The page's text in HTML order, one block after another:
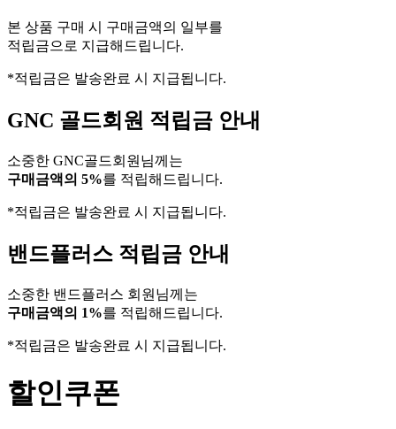
본 상품 구매 시 구매금액의 일부를
적립금으로 지급해드립니다.
*적립금은 발송완료 시 지급됩니다.
GNC 골드회원 적립금 안내
소중한 GNC골드회원님께는
구매금액의 5%를 적립해드립니다.
*적립금은 발송완료 시 지급됩니다.
밴드플러스 적립금 안내
소중한 밴드플러스 회원님께는
구매금액의 1%를 적립해드립니다.
*적립금은 발송완료 시 지급됩니다.
할인쿠폰